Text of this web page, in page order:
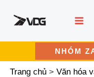
dung
NHÓM
Trang chủ
Văn hóa